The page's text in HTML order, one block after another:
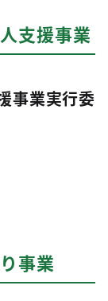
支援事業
事業実行委
事業